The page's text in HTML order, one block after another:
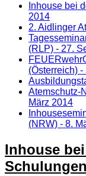
Inhouse bei
2014
2. Aidlinger
(RLP) - 27.
(Österreich)
Atemschutz-
März 2014
(NRW) - 8.
Inhouse